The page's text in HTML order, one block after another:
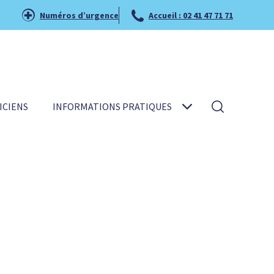
Numéros d’urgence Accueil : 02 41 47 71 71
INFORMATIONS PRATIQUES